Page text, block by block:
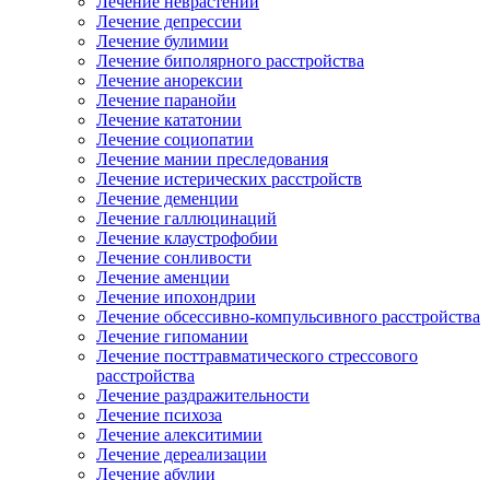
Лечение депрессии
Лечение булимии
Лечение биполярного расстройства
Лечение анорексии
Лечение паранойи
Лечение кататонии
Лечение социопатии
Лечение мании преследования
Лечение истерических расстройств
Лечение деменции
Лечение галлюцинаций
Лечение клаустрофобии
Лечение сонливости
Лечение аменции
Лечение ипохондрии
Лечение обсессивно-компульсивного расстройства
Лечение гипомании
Лечение посттравматического стрессового
расстройства
Лечение раздражительности
Лечение психоза
Лечение алекситимии
Лечение дереализации
Лечение абулии